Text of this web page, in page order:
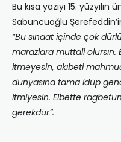
Bu kısa yazıyı 15.
Sabuncuoğlu
“Bu sınaat içinde çok
marazlara muttali olursın.
itmeyesin, akıbeti
dünyasına tama idüp
itmiyesin. Elbette
gerekdür”.